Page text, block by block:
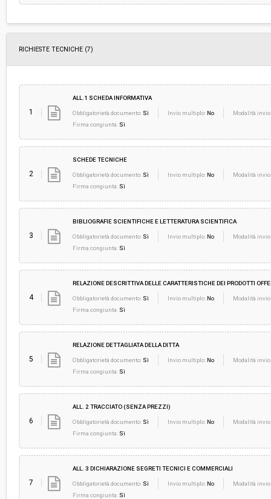
RICHIESTE TECNICHE (7)
1
ALL.1 SCHEDA INFORMATIVA
Obbligatorietà documento: Sì Invio multiplo: No
Modalità
Firma congiunta: Sì
2
SCHEDE TECNICHE
Obbligatorietà documento: Sì Invio multiplo: No
Modalità
Firma congiunta: Sì
3
BIBLIOGRAFIE SCIENTIFICHE E LETTERATURA SCIENTIFICA
Obbligatorietà documento: Sì Invio multiplo: No
Modalità
Firma congiunta: Sì
4
RELAZIONE DESCRITTIVA DELLE CARATTERISTICHE DEI PRODOTTI
Obbligatorietà documento: Sì Invio multiplo: No
Modalità
Firma congiunta: Sì
5
RELAZIONE DETTAGLIATA DELLA DITTA
Obbligatorietà documento: Sì Invio multiplo: No
Modalità
Firma congiunta: Sì
6
ALL. 2 TRACCIATO (SENZA PREZZI)
Obbligatorietà documento: Sì Invio multiplo: No
Modalità
Firma congiunta: Sì
7
ALL. 3 DICHIARAZIONE SEGRETI TECNICI E COMMERCIALI
Obbligatorietà documento: Sì Invio multiplo: No
Modalità
Firma congiunta: Sì